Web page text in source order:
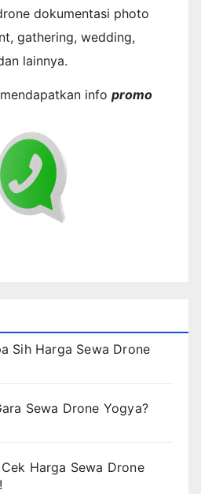
dokumentasi photo
gathering, wedding,
lainnya.
info promo
Sih Harga Sewa Drone
Sewa Drone Yogya?
Harga Sewa Drone